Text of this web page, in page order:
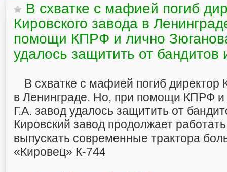
В схватке с мафией погиб
Кировского завода в
помощи КПРФ и лично
удалось защитить от бандитов
В схватке с мафией погиб директор
в Ленинграде. Но, при помощи КПРФ и
Г.А. завод удалось защитить от
Кировский завод продолжает
выпускать современные трактора
«Кировец» К-744